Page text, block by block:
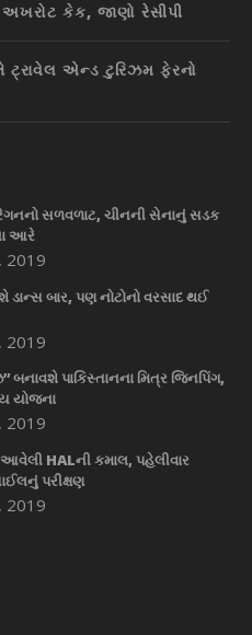
કેક, જાણો રેસીપી
ટ્રાવેલ એન્ડ ટુરિઝમ ફેરનો
સળવળાટ, ચીનની સેનાનું સડક
આરે
2019
બાર, પણ નોટોનો વરસાદ થઈ
2019
બનાવશે પાકિસ્તાનના મિત્ર જિનપિંગ,
યોજના
2019
આવેલી HALની કમાલ, પહેલીવાર
પરીક્ષણ
2019